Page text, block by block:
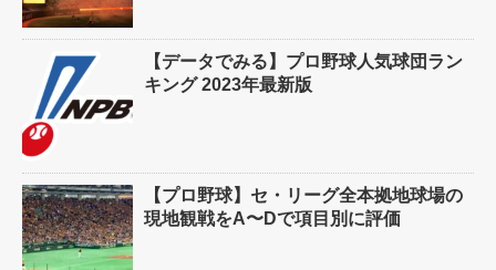
【データでみる】プロ野球人気球団ラン
キング 2023年最新版
【プロ野球】セ・リーグ全本拠地球場の
現地観戦をA〜Dで項目別に評価